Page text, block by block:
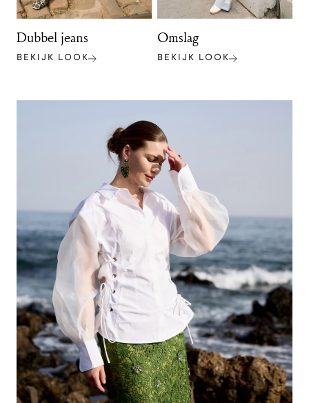
Dubbel jeans
BEKIJK LOOK
Omslag
BEKIJK LOOK